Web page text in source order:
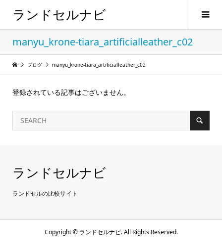
ランドセルナビ
manyu_krone-tiara_artificialleather_c02
ブログ manyu_krone-tiara_artificialleather_c02
登録されている記事はございません。
ランドセルナビ
ランドセルの比較サイト
Copyright ©ランドセルナビ. All Rights Reserved.